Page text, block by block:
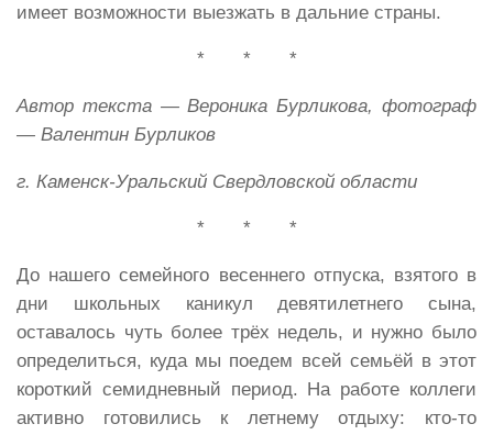
имеет возможности выезжать в дальние страны.
* * *
Автор текста — Вероника Бурликова, фотограф
— Валентин Бурликов
г. Каменск-Уральский Свердловской области
* * *
До нашего семейного весеннего отпуска, взятого в
дни школьных каникул девятилетнего сына,
оставалось чуть более трёх недель, и нужно было
определиться, куда мы поедем всей семьёй в этот
короткий семидневный период. На работе коллеги
активно готовились к летнему отдыху: кто-то